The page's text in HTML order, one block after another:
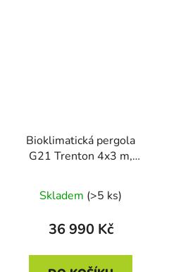
Bioklimatická pergola
G21 Trenton 4x3 m,
Skladem (>5 ks)
36 990 Kč